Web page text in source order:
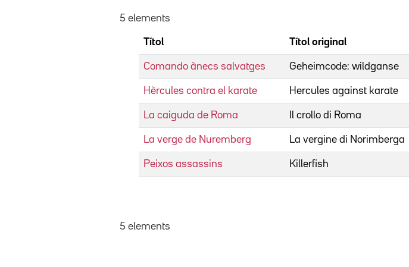
5 elements
Títol Títol original
Comando ànecs salvatges Geheimcode: wildganse
Hèrcules contra el karate Hercules against karate
La caiguda de Roma Il crollo di Roma
La verge de Nuremberg La vergine di Norimberga
Peixos assassins Killerfish
5 elements